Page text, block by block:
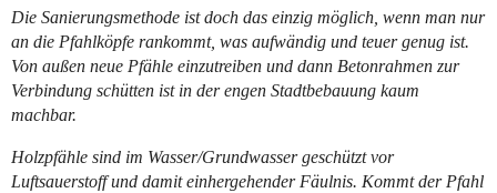
Die Sanierungsmethode ist doch das einzig möglich, wenn man nur
an die Pfahlköpfe rankommt, was aufwändig und teuer genug ist.
Von außen neue Pfähle einzutreiben und dann Betonrahmen zur
Verbindung schütten ist in der engen Stadtbebauung kaum
machbar.
Holzpfähle sind im Wasser/Grundwasser geschützt vor
Luftsauerstoff und damit einhergehender Fäulnis. Kommt der Pfahl